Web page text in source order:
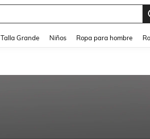
Talla Grande Niños Ropa para hombre